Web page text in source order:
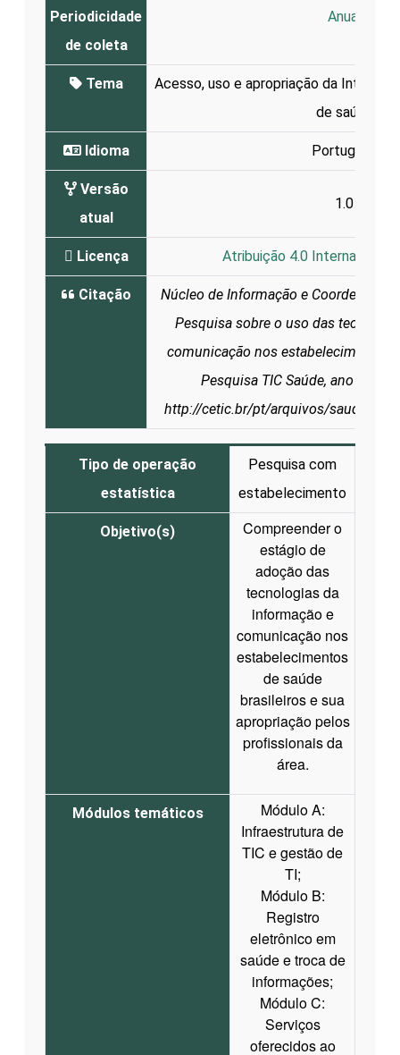
Periodicidade
de coleta
Anual
Tema
Acesso, uso e apropriação da
de saúde
Idioma Português
Versão
atual
1.0
Licença Atribuição 4.0 Internacional
Citação
Núcleo de Informação e Coordenação
Pesquisa sobre o uso das
comunicação nos estabelecimentos
Pesquisa TIC Saúde, ano 2025.
http://cetic.br/pt/arquivos/saude/
Tipo de operação
estatística
Pesquisa com
estabelecimento
Objetivo(s)
Compreender o
estágio de
adoção das
tecnologias da
informação e
comunicação nos
estabelecimentos
de saúde
brasileiros e sua
apropriação pelos
profissionais da
área.
Módulos temáticos
Módulo A:
Infraestrutura de
TIC e gestão de
TI;
Módulo B:
Registro
eletrônico em
saúde e troca de
informações;
Módulo C:
Serviços
oferecidos ao